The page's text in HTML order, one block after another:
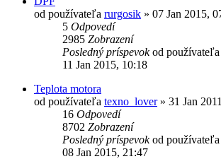
od používateľa rurgosik » 07 Jan 2015,
5 Odpovedí
2985 Zobrazení
Posledný príspevokod používateľa
11 Jan 2015, 10:18
Teplota motora
od používateľa texno_lover» 31 Jan
16 Odpovedí
8702 Zobrazení
Posledný príspevokod používateľa
08 Jan 2015, 21:47